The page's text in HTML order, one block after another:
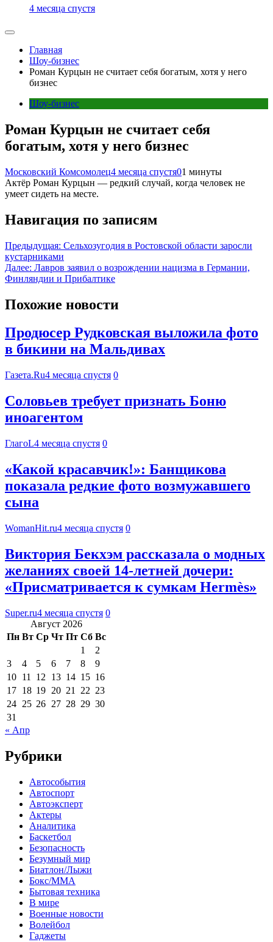
4 месяца спустя
Главная
Шоу-бизнес
Роман Курцын не считает себя богатым, хотя у него
бизнес
Шоу-бизнес
Роман Курцын не считает себя
богатым, хотя у него бизнес
Московский Комсомолец4 месяца спустя01 минуты
Актёр Роман Курцын — редкий случай, когда человек не
умеет сидеть на месте.
Навигация по записям
Предыдущая: Сельхозугодия в Ростовской области заросли
кустарниками
Далее: Лавров заявил о возрождении нацизма в Германии,
Финляндии и Прибалтике
Похожие новости
Продюсер Рудковская выложила фото
в бикини на Мальдивах
Газета.Ru4 месяца спустя 0
Соловьев требует признать Боню
иноагентом
ГлагоL4 месяца спустя 0
«Какой красавчик!»: Банщикова
показала редкие фото возмужавшего
сына
WomanHit.ru4 месяца спустя 0
Виктория Бекхэм рассказала о модных
желаниях своей 14-летней дочери:
«Присматривается к сумкам Hermès»
Super.ru4 месяца спустя 0
Август 2026
Пн Вт Ср Чт Пт Сб Вс
1
2
3
4 5 6 7 8
9
10 11 12 13 14 15 16
17 18 19 20 21 22 23
24 25 26 27 28 29 30
31
« Апр
Рубрики
Автособытия
Автоспорт
Автоэксперт
Актеры
Аналитика
Баскетбол
Безопасность
Безумный мир
Биатлон/Лыжи
Бокс/MMA
Бытовая техника
В мире
Военные новости
Волейбол
Гаджеты